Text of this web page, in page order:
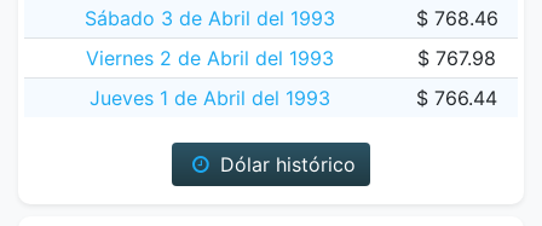
Sábado 3 de Abril del 1993
$ 768.46
Viernes 2 de Abril del 1993
$ 767.98
Jueves 1 de Abril del 1993
$ 766.44
Dólar histórico